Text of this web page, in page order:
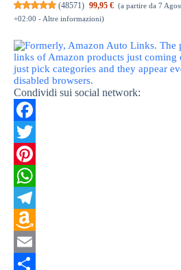
(48571) 99,95 € (a partire da 7
+02:00 - Altre informazioni)
Condividi sui social network:
F
a
c
e
b
o
o
T
w
e
P
n
e
W
h
a
T
eA
m
E